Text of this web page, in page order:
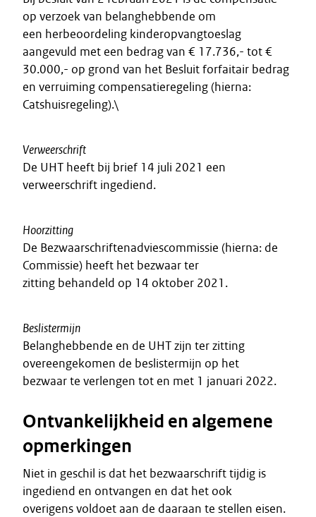
op verzoek van belanghebbende om
een herbeoordeling kinderopvangtoeslag
aangevuld met een bedrag van € 17.736,- tot €
30.000,- op grond van het Besluit forfaitair bedrag
en verruiming compensatieregeling (hierna:
Catshuisregeling).\
Verweerschrift
De UHT heeft bij brief 14 juli 2021 een
verweerschrift ingediend.
Hoorzitting
De Bezwaarschriftenadviescommissie (hierna: de
Commissie) heeft het bezwaar ter
zitting behandeld op 14 oktober 2021.
Beslistermijn
Belanghebbende en de UHT zijn ter zitting
overeengekomen de beslistermijn op het
bezwaar te verlengen tot en met 1 januari 2022.
Ontvankelijkheid en algemene
opmerkingen
Niet in geschil is dat het bezwaarschrift tijdig is
ingediend en ontvangen en dat het ook
overigens voldoet aan de daaraan te stellen eisen.